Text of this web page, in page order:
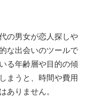
の男女が恋人探しや
な出会いのツールで
る年齢層や目的の傾
まうと、時間や費用
ありません。